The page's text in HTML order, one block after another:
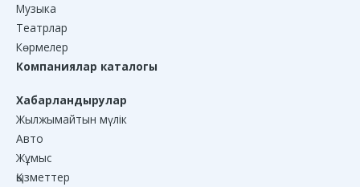
Музыка
Театрлар
Көрмелер
Компаниялар каталогы
Хабарландырулар
Жылжымайтын мүлік
Авто
Жұмыс
Қызметтер